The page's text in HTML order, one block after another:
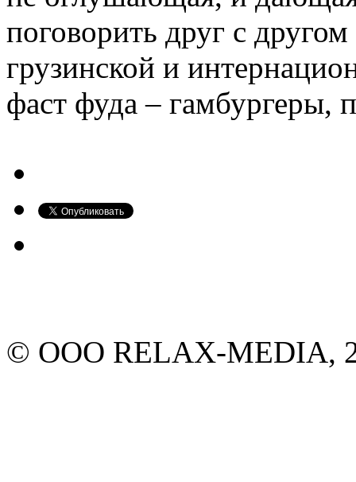
поговорить друг с
грузинской и
фаст фуда – гамбургеры,
© ООО RELAX-MEDIA,